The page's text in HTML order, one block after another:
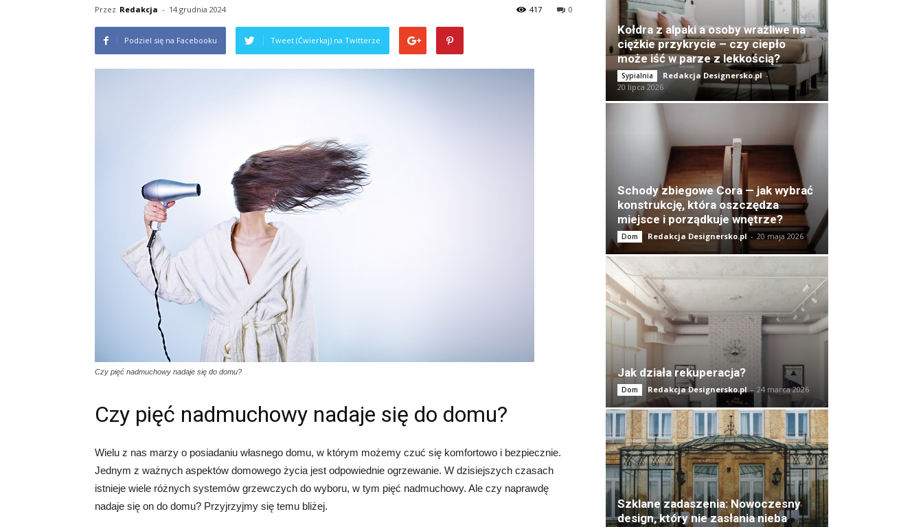
Przez Redakcja - 14 grudnia 2024 0
417
Podziel się na Facebooku Tweet (Ćwierkaj) na Twitterze
Czy pięć nadmuchowy nadaje się do domu?
Czy pięć nadmuchowy nadaje się do domu?
Wielu z nas marzy o posiadaniu własnego domu, w którym możemy czuć się komfortowo i bezpiecznie.
Jednym z ważnych aspektów domowego życia jest odpowiednie ogrzewanie. W dzisiejszych czasach
istnieje wiele różnych systemów grzewczych do wyboru, w tym pięć nadmuchowy. Ale czy naprawdę
nadaje się on do domu? Przyjrzyjmy się temu bliżej.
Kołdra z alpaki a osoby wrażliwe na
ciężkie przykrycie – czy ciepło
może iść w parze z lekkością?
Sypialnia Redakcja Designersko.pl -
20 lipca 2026
Schody zbiegowe Cora — jak wybrać
konstrukcję, która oszczędza
miejsce i porządkuje wnętrze?
Dom Redakcja Designersko.pl - 20 maja 2026
Jak działa rekuperacja?
Dom Redakcja Designersko.pl - 24 marca 2026
Szklane zadaszenia: Nowoczesny
design, który nie zasłania nieba